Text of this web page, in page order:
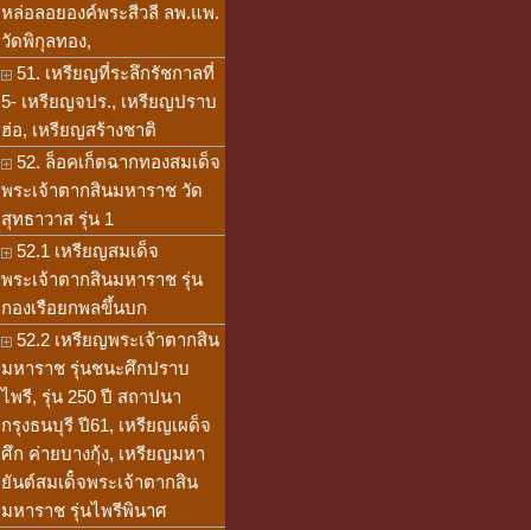
หล่อลอยองค์พระสีวลี ลพ.แพ.
วัดพิกุลทอง,
51. เหรียญที่ระลึกรัชกาลที่
5- เหรียญจปร., เหรียญปราบ
ฮ่อ, เหรียญสร้างชาติ
52. ล็อคเก็ตฉากทองสมเด็จ
พระเจ้าตากสินมหาราช วัด
สุทธาวาส รุ่น 1
52.1 เหรียญสมเด็จ
พระเจ้าตากสินมหาราช รุ่น
กองเรือยกพลขึ้นบก
52.2 เหรียญพระเจ้าตากสิน
มหาราช รุ่นชนะศึกปราบ
ไพรี, รุ่น 250 ปี สถาปนา
กรุงธนบุรี ปี61, เหรียญเผด็จ
ศึก ค่ายบางกุ้ง, เหรียญมหา
ยันต์สมเด็๋จพระเจ้าตากสิน
มหาราช รุ่นไพรีพินาศ